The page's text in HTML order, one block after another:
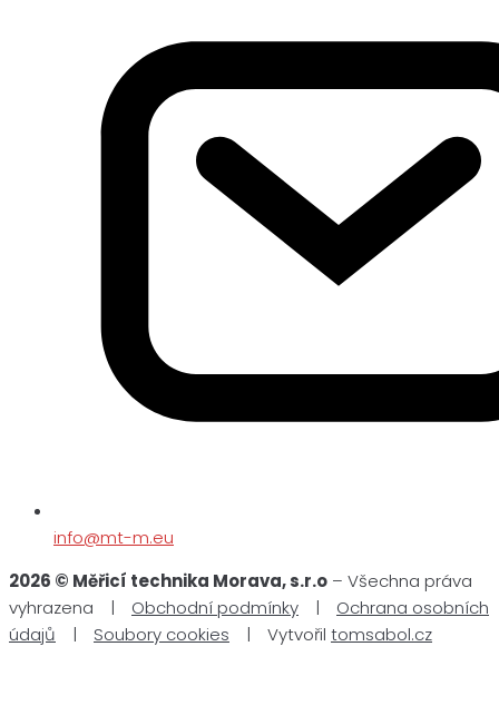
info@mt-m.eu
2026 © Měřicí technika Morava, s.r.o – Všechna práva
vyhrazena | Obchodní podmínky | Ochrana osobních
údajů | Soubory cookies | Vytvořil tomsabol.cz